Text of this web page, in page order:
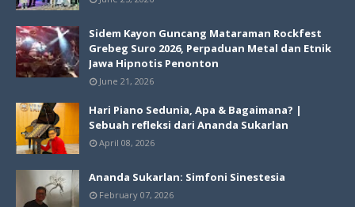
Sidem Kayon Guncang Mataraman Rockfest
Grebeg Suro 2026, Perpaduan Metal dan Etnik
Jawa Hipnotis Penonton
June 21, 2026
Hari Piano Sedunia, Apa & Bagaimana? |
Sebuah refleksi dari Ananda Sukarlan
April 08, 2026
Ananda Sukarlan: Simfoni Sinestesia
February 07, 2026